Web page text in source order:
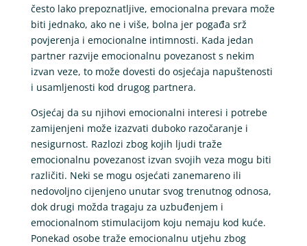
često lako prepoznatljive, emocionalna prevara može
biti jednako, ako ne i više, bolna jer pogađa srž
povjerenja i emocionalne intimnosti. Kada jedan
partner razvije emocionalnu povezanost s nekim
izvan veze, to može dovesti do osjećaja napuštenosti
i usamljenosti kod drugog partnera.
Osjećaj da su njihovi emocionalni interesi i potrebe
zamijenjeni može izazvati duboko razočaranje i
nesigurnost. Razlozi zbog kojih ljudi traže
emocionalnu povezanost izvan svojih veza mogu biti
različiti. Neki se mogu osjećati zanemareno ili
nedovoljno cijenjeno unutar svog trenutnog odnosa,
dok drugi možda tragaju za uzbuđenjem i
emocionalnom stimulacijom koju nemaju kod kuće.
Ponekad osobe traže emocionalnu utjehu zbog